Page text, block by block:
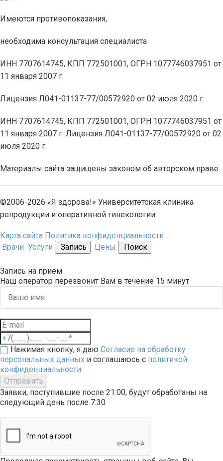
Имеются противопоказания,
необходима консультация специалиста
ИНН 7707614745, КПП 772501001, ОГРН 1077746037951 от
11 января 2007 г.
Лицензия Л041-01137-77/00572920 от 02 июля 2020 г.
ИНН 7707614745, КПП 772501001, ОГРН 1077746037951 от
11 января 2007 г. Лицензия Л041-01137-77/00572920 от 02
июля 2020 г.
Материалы сайта защищены законом об авторском праве.
©2006-2026 «Я здорова!» Университетская клиника
репродукции и оперативной гинекологии
Карта сайта Политика конфиденциальности
Врачи Услуги Запись Цены Поиск
Запись на прием
Наш оператор перезвонит Вам в течение 15 минут
Нажимая кнопку, я даю Согласие на обработку
персональных данных и соглашаюсь с политикой
конфиденциальности.
Отправить
Заявки, поступившие после 21:00, будут обработаны на
следующий день после 7:30